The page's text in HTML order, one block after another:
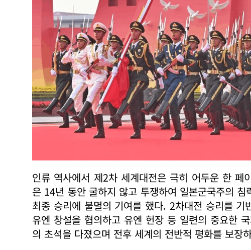
인류 역사에서 제2차 세계대전은 극히 어두운 한
은 14년 동안 굴하지 않고 투쟁하여 일본군국주의
최종 승리에 불멸의 기여를 했다. 2차대전 승리를
유엔 창설을 협의하고 유엔 헌장 등 일련의 중요한
의 초석을 다졌으며 전후 세계의 전반적 평화를 보장